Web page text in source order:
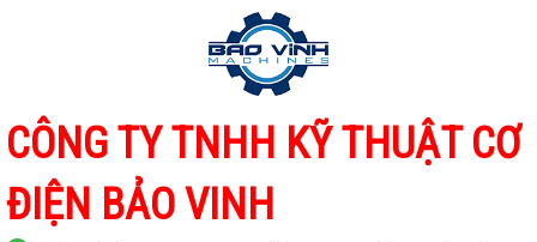
CÔNG TY TNHH KỸ THUẬT CƠ
ĐIỆN BẢO VINH